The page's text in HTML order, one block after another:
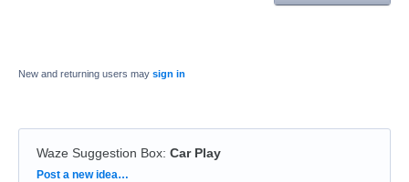
New and returning users may sign in
Waze Suggestion Box: Car Play
Categories
Post a new idea…